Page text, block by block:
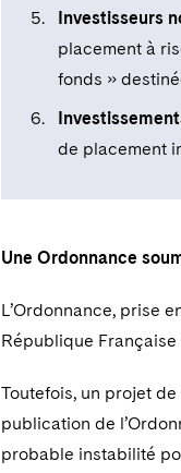
Investisseurs
placement à
fonds »
de placement
Une Ordonnance
L’Ordonnance, prise
République
Toutefois, un projet
publication de
probable instabilité